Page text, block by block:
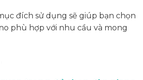
đích sử dụng sẽ giúp bạn chọn
phù hợp với nhu cầu và mong